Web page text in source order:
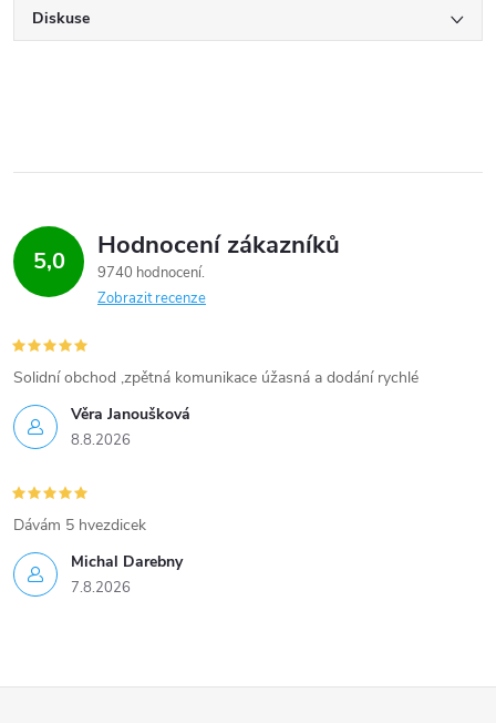
Diskuse
5,0 Hodnocení zákazníků
9740 hodnocení
Zobrazit recenze
Věra Janoušková
8.8.2026
Solidní obchod ,zpětná komunikace úžasná a dodání rychlé
Michal Darebny
7.8.2026
Dávám 5 hvezdicek